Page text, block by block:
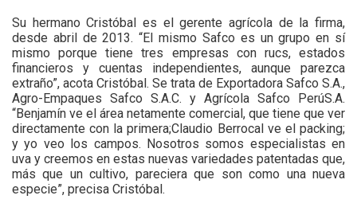
Su hermano Cristóbal es el gerente agrícola de la firma,
desde abril de 2013. “El mismo Safco es un grupo en sí
mismo porque tiene tres empresas con rucs, estados
financieros y cuentas independientes, aunque parezca
extraño”, acota Cristóbal. Se trata de Exportadora Safco S.A.,
Agro-Empaques Safco S.A.C. y Agrícola Safco PerúS.A.
“Benjamín ve el área netamente comercial, que tiene que ver
directamente con la primera;Claudio Berrocal ve el packing;
y yo veo los campos. Nosotros somos especialistas en
uva y creemos en estas nuevas variedades patentadas que,
más que un cultivo, pareciera que son como una nueva
especie”, precisa Cristóbal.